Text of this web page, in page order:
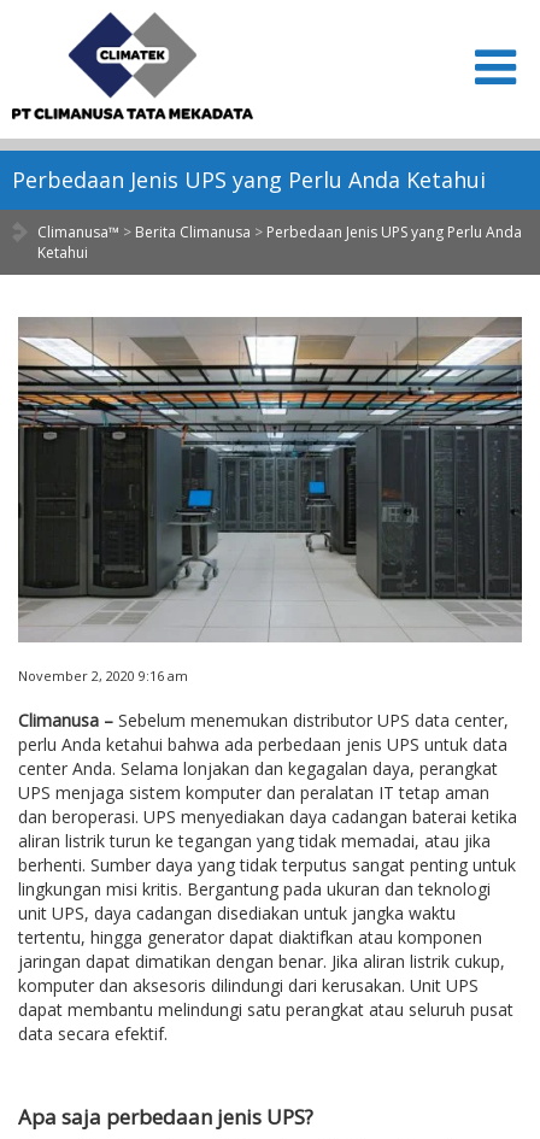
Perbedaan Jenis UPS yang Perlu Anda Ketahui
Climanusa™ > Berita Climanusa > Perbedaan Jenis UPS yang Perlu Anda
Ketahui
November 2, 2020 9:16 am
Climanusa – Sebelum menemukan distributor UPS data center,
perlu Anda ketahui bahwa ada perbedaan jenis UPS untuk data
center Anda. Selama lonjakan dan kegagalan daya, perangkat
UPS menjaga sistem komputer dan peralatan IT tetap aman
dan beroperasi. UPS menyediakan daya cadangan baterai ketika
aliran listrik turun ke tegangan yang tidak memadai, atau jika
berhenti. Sumber daya yang tidak terputus sangat penting untuk
lingkungan misi kritis. Bergantung pada ukuran dan teknologi
unit UPS, daya cadangan disediakan untuk jangka waktu
tertentu, hingga generator dapat diaktifkan atau komponen
jaringan dapat dimatikan dengan benar. Jika aliran listrik cukup,
komputer dan aksesoris dilindungi dari kerusakan. Unit UPS
dapat membantu melindungi satu perangkat atau seluruh pusat
data secara efektif.
Apa saja perbedaan jenis UPS?